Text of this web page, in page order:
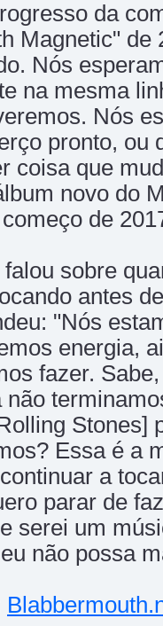
da
Magnetic"
Nós
na mesma
Nós
pronto, ou
coisa que
novo do
de
sobre
antes
"Nós
energia,
fazer.
não
Stones]
Essa é a
a
parar de
serei um
não possa